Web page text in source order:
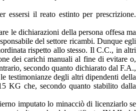
il reato estinto per prescrizione.
le dichiarazioni della persona offesa ma
del settore ricambi. Dunque egli
rispetto allo stesso. Il C.C., in altri
dei carichi manuali al fine di evitare o,
secondo quanto dichiarato dal F.A.,
testimonianze degli altri dipendenti della
KG che, secondo quanto stabilito dalla
imputato lo minacciò di licenziarlo se